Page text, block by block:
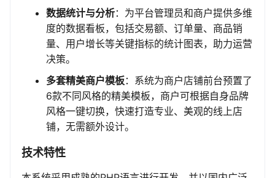
数据统计与分析：为平台管理员和商户提供多维
度的数据看板，包括交易额、订单量、商品销
量、用户增长等关键指标的统计图表，助力运营
决策。
多套精美商户模板：系统为商户店铺前台预置了
6款不同风格的精美模板，商户可根据自身品牌
风格一键切换，快速打造专业、美观的线上店
铺，无需额外设计。
技术特性